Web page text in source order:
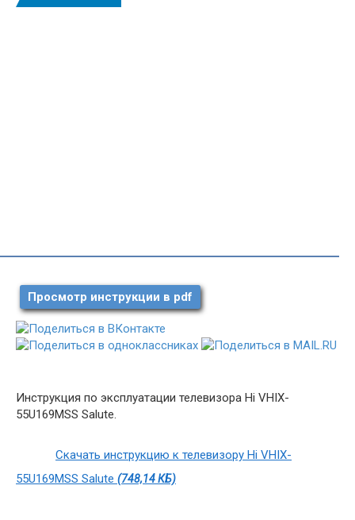
Просмотр инструкции в pdf
Инструкция по эксплуатации телевизора Hi VHIX-
55U169MSS Salute.
Скачать инструкцию к телевизору Hi VHIX-
55U169MSS Salute (748,14 КБ)